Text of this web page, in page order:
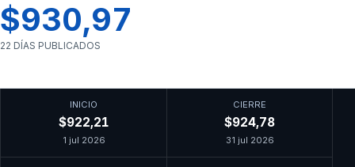
$930,97
22 DÍAS PUBLICADOS
INICIO
$922,21
1 jul 2026
CIERRE
$924,78
31 jul 2026